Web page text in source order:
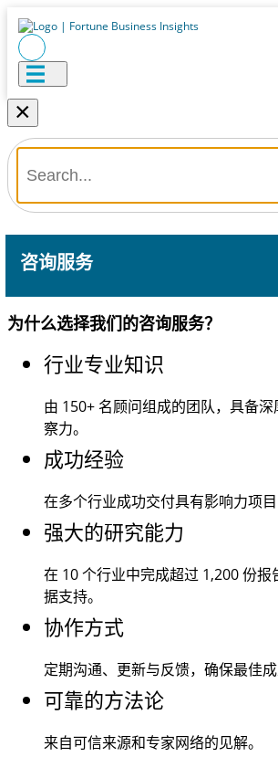
×
咨询服务
为什么选择我们的咨询服务？
行业专业知识
由 150+ 名顾问组成的团队，具备
察力。
成功经验
在多个行业成功交付具有影响力项目
强大的研究能力
在 10 个行业中完成超过 1,200份报
据支持。
协作方式
定期沟通、更新与反馈，确保最佳成
可靠的方法论
来自可信来源和专家网络的见解。